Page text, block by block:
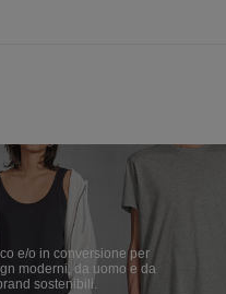
e/o in conversione per
moderni, da uomo e da
sostenibili.